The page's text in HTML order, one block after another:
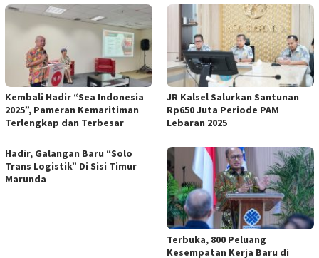
Kembali Hadir “Sea Indonesia
2025”, Pameran Kemaritiman
Terlengkap dan Terbesar
JR Kalsel Salurkan Santunan
Rp650 Juta Periode PAM
Lebaran 2025
Hadir, Galangan Baru “Solo
Trans Logistik” Di Sisi Timur
Marunda
Terbuka, 800 Peluang
Kesempatan Kerja Baru di